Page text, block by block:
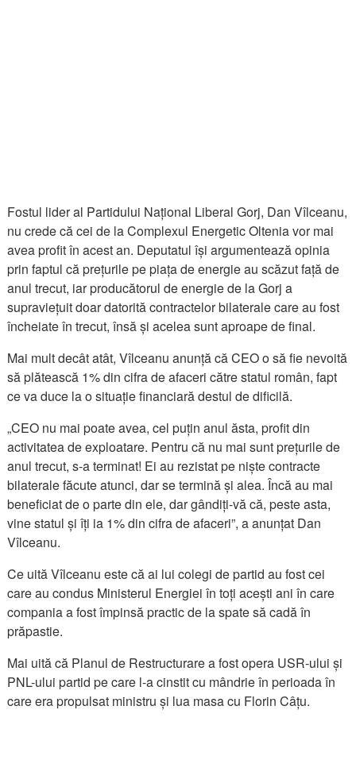
Fostul lider al Partidului Național Liberal Gorj, Dan Vîlceanu,
nu crede că cei de la Complexul Energetic Oltenia vor mai
avea profit în acest an. Deputatul își argumentează opinia
prin faptul că prețurile pe piața de energie au scăzut față de
anul trecut, iar producătorul de energie de la Gorj a
supraviețuit doar datorită contractelor bilaterale care au fost
încheiate în trecut, însă și acelea sunt aproape de final.
Mai mult decât atât, Vîlceanu anunță că CEO o să fie nevoită
să plătească 1% din cifra de afaceri către statul român, fapt
ce va duce la o situație financiară destul de dificilă.
„CEO nu mai poate avea, cel puțin anul ăsta, profit din
activitatea de exploatare. Pentru că nu mai sunt prețurile de
anul trecut, s-a terminat! Ei au rezistat pe niște contracte
bilaterale făcute atunci, dar se termină și alea. Încă au mai
beneficiat de o parte din ele, dar gândiți-vă că, peste asta,
vine statul și îți ia 1% din cifra de afaceri”, a anunțat Dan
Vîlceanu.
Ce uită Vîlceanu este că ai lui colegi de partid au fost cei
care au condus Ministerul Energiei în toți acești ani în care
compania a fost împinsă practic de la spate să cadă în
prăpastie.
Mai uită că Planul de Restructurare a fost opera USR-ului și
PNL-ului partid pe care l-a cinstit cu mândrie în perioada în
care era propulsat ministru și lua masa cu Florin Câțu.